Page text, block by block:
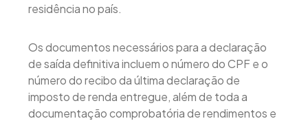
residência no país.
Os documentos necessários para a declaração
de saída definitiva incluem o número do CPF e o
número do recibo da última declaração de
imposto de renda entregue, além de toda a
documentação comprobatória de rendimentos e